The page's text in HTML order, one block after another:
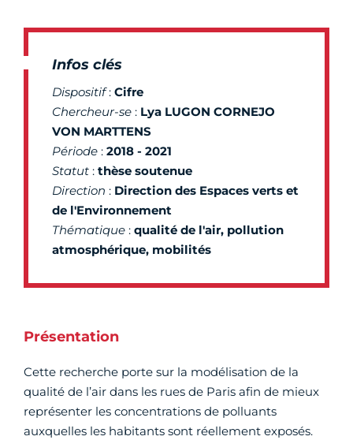
Infos clés
Dispositif: Cifre
Chercheur-se : Lya LUGON CORNEJO
VON MARTTENS
Période : 2018 - 2021
Statut : thèse soutenue
Direction : Direction des Espaces verts et
de l'Environnement
Thématique : qualité de l'air, pollution
atmosphérique, mobilités
Présentation
Cette recherche porte sur la modélisation de la
qualité de l’air dans les rues de Paris afin de mieux
représenter les concentrations de polluants
auxquelles les habitants sont réellement exposés.